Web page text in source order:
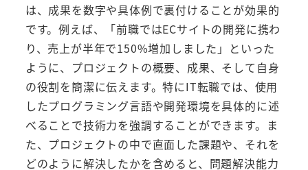
は、成果を数字や具体例で裏付けることが効果的
です。例えば、「前職ではECサイトの開発に携わ
り、売上が半年で150%増加しました」といった
ように、プロジェクトの概要、成果、そして自身
の役割を簡潔に伝えます。特にIT転職では、使用
したプログラミング言語や開発環境を具体的に述
べることで技術力を強調することができます。ま
た、プロジェクトの中で直面した課題や、それを
どのように解決したかを含めると、問題解決能力